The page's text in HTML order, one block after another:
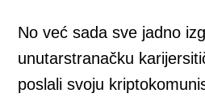
No već sada sve jadno
unutarstranačku
poslali svoju